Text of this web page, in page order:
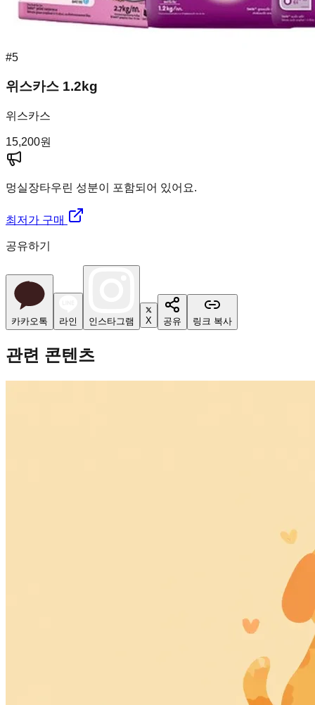
#5
위스카스 1.2kg
위스카스
15,200원
멍실장타우린 성분이 포함되어 있어요.
최저가 구매
공유하기
카카오톡 라인 인스타그램 X 공유 링크 복사
관련 콘텐츠